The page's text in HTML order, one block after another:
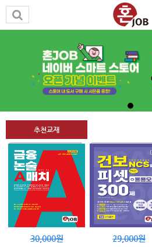
추천교재
30,000원 29,000원